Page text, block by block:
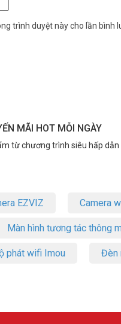
trình duyệt này cho lần bình
MÃI HOT MỖI NGÀY
từ chương trình siêu hấp dẫn
EZVIZ Camera
Màn hình tương tác thông
phát wifi Imou Đèn